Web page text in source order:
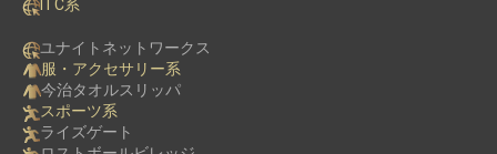
ITC系
ユナイトネットワークス
服・アクセサリー系
今治タオルスリッパ
スポーツ系
ライズゲート